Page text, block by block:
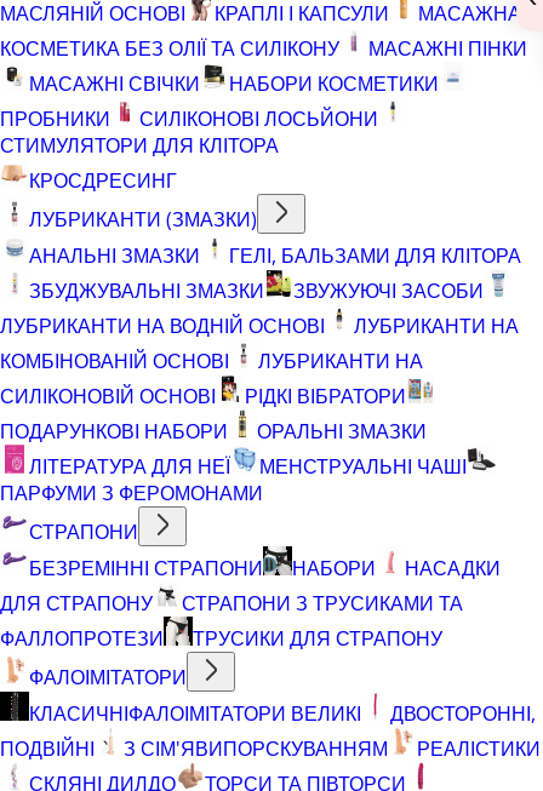
МАСЛЯНІЙ ОСНОВІ КРАПЛІ І КАПСУЛИ
МАСАЖНА
КОСМЕТИКА БЕЗ ОЛІЇ ТА СИЛІКОНУ
МАСАЖНІ ПІНКИ
МАСАЖНІ СВІЧКИ
НАБОРИ КОСМЕТИКИ
ПРОБНИКИ
СИЛІКОНОВІ ЛОСЬЙОНИ
СТИМУЛЯТОРИ ДЛЯ КЛІТОРА
КРОСДРЕСИНГ
ЛУБРИКАНТИ (ЗМАЗКИ)
АНАЛЬНІ ЗМАЗКИ
ГЕЛІ, БАЛЬЗАМИ ДЛЯ КЛІТОРА
ЗБУДЖУВАЛЬНІ ЗМАЗКИ
ЗВУЖУЮЧІ ЗАСОБИ
ЛУБРИКАНТИ НА ВОДНІЙ ОСНОВІ
ЛУБРИКАНТИ НА
КОМБІНОВАНІЙ ОСНОВІ
ЛУБРИКАНТИ НА
СИЛІКОНОВІЙ ОСНОВІ
РІДКІ ВІБРАТОРИ
ПОДАРУНКОВІ НАБОРИ
ОРАЛЬНІ ЗМАЗКИ
ЛІТЕРАТУРА ДЛЯ НЕЇ
МЕНСТРУАЛЬНІ ЧАШІ
ПАРФУМИ З ФЕРОМОНАМИ
СТРАПОНИ
БЕЗРЕМІННІ СТРАПОНИ
НАБОРИ
НАСАДКИ
ДЛЯ СТРАПОНУ
СТРАПОНИ З ТРУСИКАМИ ТА
ФАЛЛОПРОТЕЗИ
ТРУСИКИ ДЛЯ СТРАПОНУ
ФАЛОІМІТАТОРИ
КЛАСИЧНІФАЛОІМІТАТОРИ ВЕЛИКІ
ДВОСТОРОННІ,
ПОДВІЙНІ
З СІМ'ЯВИПОРСКУВАННЯМ
РЕАЛІСТИКИ
СКЛЯНІ ДИЛДО
ТОРСИ ТА ПІВТОРСИ